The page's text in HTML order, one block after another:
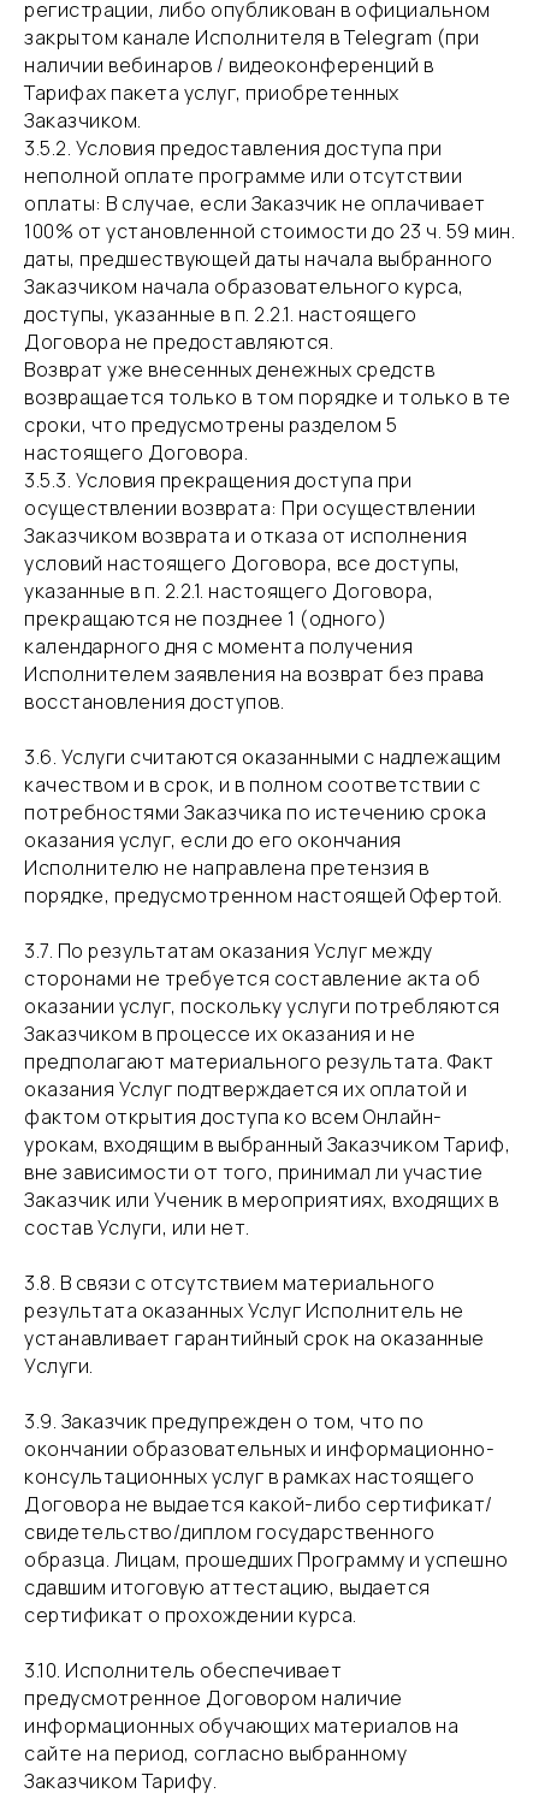
регистрации, либо опубликован в официальном
закрытом канале Исполнителя в Telegram (при
наличии вебинаров / видеоконференций в
Тарифах пакета услуг, приобретенных
Заказчиком.
​3.5.2. Условия предоставления доступа при
неполной оплате программе или отсутствии
оплаты: В случае, если Заказчик не оплачивает
100% от установленной стоимости до 23 ч. 59 мин.
даты, предшествующей даты начала выбранного
Заказчиком начала образовательного курса,
доступы, указанные в п. 2.2.1. настоящего
Договора не предоставляются.
Возврат уже внесенных денежных средств
возвращается только в том порядке и только в те
сроки, что предусмотрены разделом 5
настоящего Договора.
​3.5.3. Условия прекращения доступа при
осуществлении возврата: При осуществлении
Заказчиком возврата и отказа от исполнения
условий настоящего Договора, все доступы,
указанные в п. 2.2.1. настоящего Договора,
прекращаются не позднее 1 (одного)
календарного дня с момента получения
Исполнителем заявления на возврат без права
восстановления доступов.
​3.6. Услуги считаются оказанными с надлежащим
качеством и в срок, и в полном соответствии с
потребностями Заказчика по истечению срока
оказания услуг, если до его окончания
Исполнителю не направлена претензия в
порядке, предусмотренном настоящей Офертой.
​3.7. По результатам оказания Услуг между
сторонами не требуется составление акта об
оказании услуг, поскольку услуги потребляются
Заказчиком в процессе их оказания и не
предполагают материального результата. Факт
оказания Услуг подтверждается их оплатой и
фактом открытия доступа ко всем Онлайн-
урокам, входящим в выбранный Заказчиком Тариф,
вне зависимости от того, принимал ли участие
Заказчик или Ученик в мероприятиях, входящих в
состав Услуги, или нет.
​3.8. В связи с отсутствием материального
результата оказанных Услуг Исполнитель не
устанавливает гарантийный срок на оказанные
Услуги.
​3.9. Заказчик предупрежден о том, что по
окончании образовательных и информационно-
консультационных услуг в рамках настоящего
Договора не выдается какой-либо сертификат/
свидетельство/диплом государственного
образца. Лицам, прошедших Программу и успешно
сдавшим итоговую аттестацию, выдается
сертификат о прохождении курса.
​3.10. Исполнитель обеспечивает
предусмотренное Договором наличие
информационных обучающих материалов на
сайте на период, согласно выбранному
Заказчиком Тарифу.